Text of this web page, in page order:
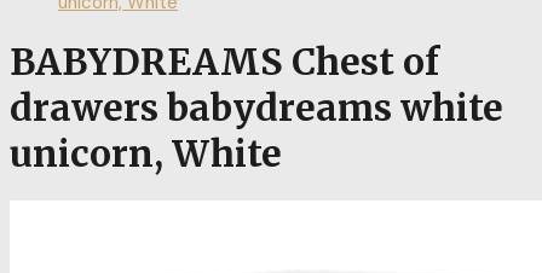
BABYDREAMS Chest of
drawers babydreams white
unicorn, White